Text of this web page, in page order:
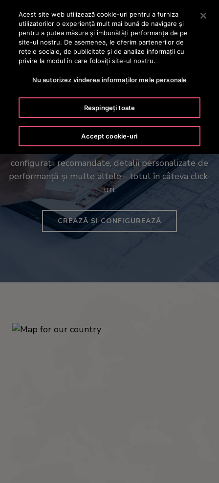
Apăsați Enter pentru a trece la conținutul principal
CAUTA
Viziunea ta în mișcare
Instrumentul nostru Otis Create poate ajuta la
simplificarea planificării sistemului de lift, cu
configurații recomandate, detalii personalizate de
performanță și multe altele - totul în câteva click-
uri.
CREAZĂ ȘI CONFIGUREAZĂ
Acest site web utilizează cookie-uri pentru a furniza
utilizatorilor o experienţă mult mai bună de navigare și
pentru a putea măsura și îmbunătăți performanța de pe
site-ul nostru. De asemenea, le oferim partenerilor de
rețele sociale, de publicitate și de analize informații cu
privire la modul în care folosiți site-ul nostru.
Nu autorizez vinderea informaților mele personale
Respingeți toate
Accept cookie-uri